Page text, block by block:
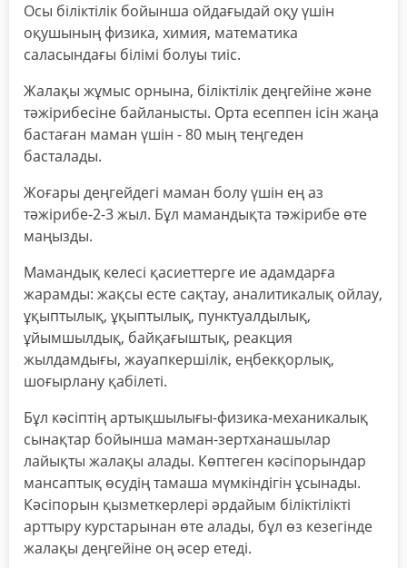
Осы біліктілік бойынша ойдағыдай оқу үшін
оқушының физика, химия, математика
саласындағы білімі болуы тиіс.
Жалақы жұмыс орнына, біліктілік деңгейіне және
тәжірибесіне байланысты. Орта есеппен ісін жаңа
бастаған маман үшін - 80 мың теңгеден
басталады.
Жоғары деңгейдегі маман болу үшін ең аз
тәжірибе-2-3 жыл. Бұл мамандықта тәжірибе өте
маңызды.
Мамандық келесі қасиеттерге ие адамдарға
жарамды: жақсы есте сақтау, аналитикалық ойлау,
ұқыптылық, ұқыптылық, пунктуалдылық,
ұйымшылдық, байқағыштық, реакция
жылдамдығы, жауапкершілік, еңбекқорлық,
шоғырлану қабілеті.
Бұл кәсіптің артықшылығы-физика-механикалық
сынақтар бойынша маман-зертханашылар
лайықты жалақы алады. Көптеген кәсіпорындар
мансаптық өсудің тамаша мүмкіндігін ұсынады.
Кәсіпорын қызметкерлері әрдайым біліктілікті
арттыру курстарынан өте алады, бұл өз кезегінде
жалақы деңгейіне оң әсер етеді.